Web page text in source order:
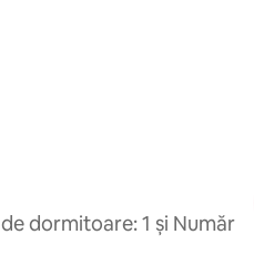
dormitoare: 1 și Număr